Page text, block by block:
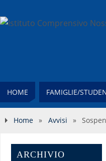
HOME FAMIGLIE/
Home » Avvisi »
ARCHIVIO